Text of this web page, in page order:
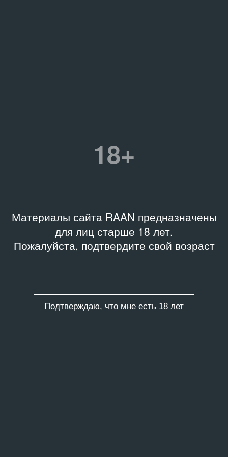
18+
Материалы сайта RAAN предназначены
для лиц старше 18 лет.
Пожалуйста, подтвердите свой возраст
Подтверждаю, что мне есть 18 лет